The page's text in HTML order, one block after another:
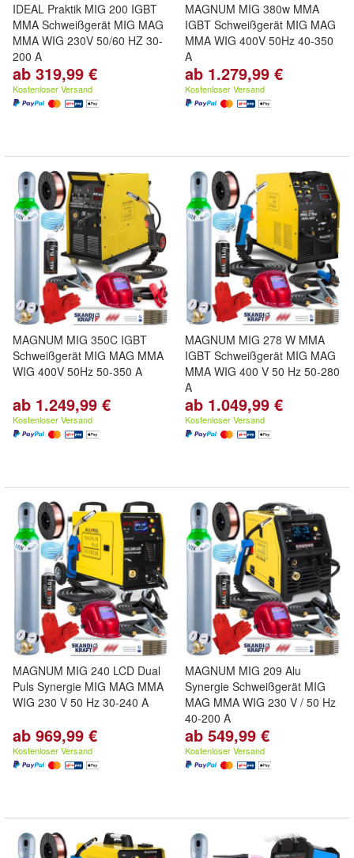
IDEAL Praktik MIG 200 IGBT
MMA Schweißgerät MIG MAG
MMA WIG 230V 50/60 HZ 30-
200 A
ab 319,99 €
Kostenloser Versand
MAGNUM MIG 380w MMA
IGBT Schweißgerät MIG MAG
MMA WIG 400V 50Hz 40-350
A
ab 1.279,99 €
Kostenloser Versand
MAGNUM MIG 350C IGBT
Schweißgerät MIG MAG MMA
WIG 400V 50Hz 50-350 A
ab 1.249,99 €
Kostenloser Versand
MAGNUM MIG 278 W MMA
IGBT Schweißgerät MIG MAG
MMA WIG 400 V 50 Hz 50-280
A
ab 1.049,99 €
Kostenloser Versand
MAGNUM MIG 240 LCD Dual
Puls Synergie MIG MAG MMA
WIG 230 V 50 Hz 30-240 A
ab 969,99 €
Kostenloser Versand
MAGNUM MIG 209 Alu
Synergie Schweißgerät MIG
MAG MMA WIG 230 V / 50 Hz
40-200 A
ab 549,99 €
Kostenloser Versand